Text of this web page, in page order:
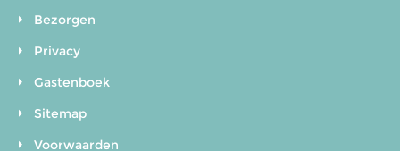
Bezorgen
Privacy
Gastenboek
Sitemap
Voorwaarden